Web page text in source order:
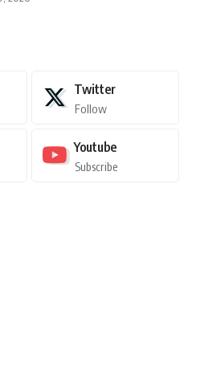
Twitter
Follow
Youtube
Subscribe